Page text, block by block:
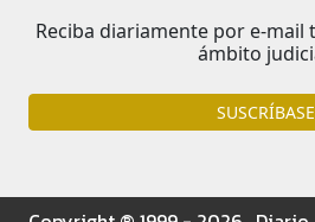
Reciba diariamente por e-mail
ámbito
SUSCRÍBASE